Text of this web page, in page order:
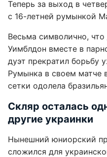
Теперь за выход в
с 16-летней румынкой
Весьма символично,
Уимблдон вместе в
дуэт прекратил борьбу
Румынка в своем матче
сетки одолела
Скляр осталась
другие украинки
Нынешний юниорский
сложился для